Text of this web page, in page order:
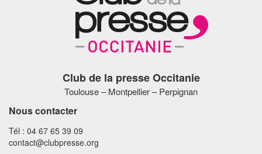
Club de la presse Occitanie
Toulouse – Montpellier – Perpignan
Nous contacter
Tél : 04 67 65 39 09
contact@clubpresse.org